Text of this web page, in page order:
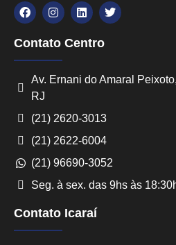
Contato Centro
Av. Ernani do Amaral
RJ
(21) 2620-3013
(21) 2622-6004
(21) 96690-3052
Seg. à sex. das 9hs às
Contato Icaraí